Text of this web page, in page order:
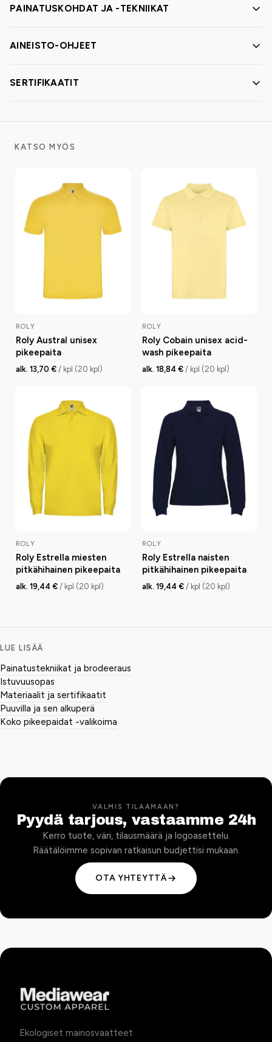
PAINATUSKOHDAT JA -TEKNIIKAT
AINEISTO-OHJEET
SERTIFIKAATIT
KATSO MYÖS
ROLY
Roly Austral unisex
pikeepaita
alk. 13,70 € / kpl (20 kpl)
ROLY
Roly Cobain unisex acid-
wash pikeepaita
alk. 18,84 € / kpl (20 kpl)
ROLY
Roly Estrella miesten
pitkähihainen pikeepaita
alk. 19,44 € / kpl (20 kpl)
ROLY
Roly Estrella naisten
pitkähihainen pikeepaita
alk. 19,44 € / kpl (20 kpl)
LUE LISÄÄ
Painatustekniikat ja brodeeraus
Istuvuusopas
Materiaalit ja sertifikaatit
Puuvilla ja sen alkuperä
Koko pikeepaidat -valikoima
VALMIS TILAAMAAN?
Pyydä tarjous, vastaamme 24h
Kerro tuote, väri, tilausmäärä ja logoasettelu.
Räätälöimme sopivan ratkaisun budjettisi mukaan.
OTA YHTEYTTÄ
Ekologiset mainosvaatteet